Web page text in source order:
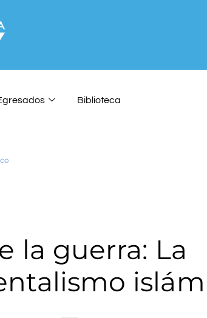
Biblioteca
la guerra: La